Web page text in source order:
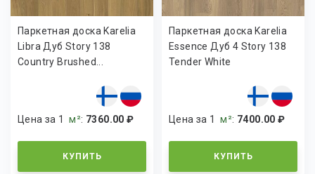
Паркетная доска Karelia
Libra Дуб Story 138
Country Brushed...
Цена за 1м²: 7360.00 ₽
КУПИТЬ
Паркетная доска Karelia
Essence Дуб 4 Story 138
Tender White
Цена за 1м²: 7400.00 ₽
КУПИТЬ